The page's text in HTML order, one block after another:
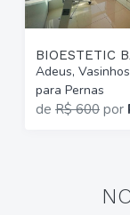
BIOESTETIC
Adeus,
para Pernas
de R$ 600 por